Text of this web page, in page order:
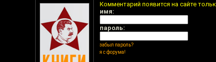
Комментарий появится на сайте
имя:
пароль:
забыл пароль?
я с форума!